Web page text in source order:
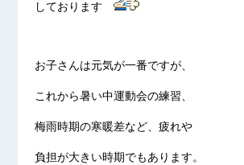
しております
お子さんは元気が一番ですが、
これから暑い中運動会の練習、
梅雨時期の寒暖差など、疲れや
負担が大きい時期でもあります。